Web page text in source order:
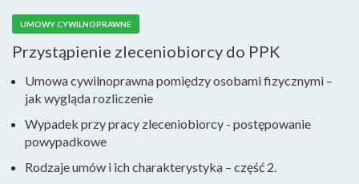
UMOWY CYWILNOPRAWNE
Przystąpienie zleceniobiorcy do PPK
Umowa cywilnoprawna pomiędzy osobami fizycznymi –
jak wygląda rozliczenie
Wypadek przy pracy zleceniobiorcy - postępowanie
powypadkowe
Rodzaje umów i ich charakterystyka – część 2.